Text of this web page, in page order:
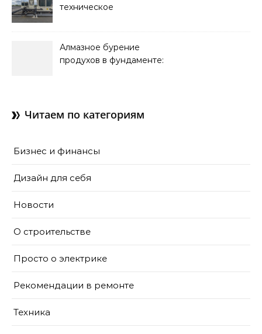
техническое
Алмазное бурение
продухов в фундаменте:
Читаем по категориям
Бизнес и финансы
Дизайн для себя
Новости
О строительстве
Просто о электрике
Рекомендации в ремонте
Техника